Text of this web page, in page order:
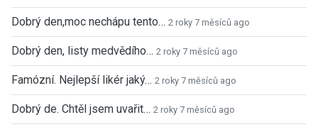
Dobrý den,moc nechápu tento… 2 roky 7 měsíců ago
Dobrý den, listy medvědího… 2 roky 7 měsíců ago
Famózní. Nejlepší likér jaký… 2 roky 7 měsíců ago
Dobrý de. Chtěl jsem uvařit… 2 roky 7 měsíců ago